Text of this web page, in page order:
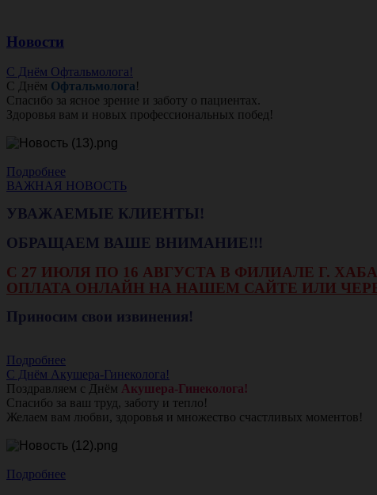
Новости
С Днём Офтальмолога!
С Днём Офтальмолога!
Спасибо за ясное зрение и заботу о пациентах.
Здоровья вам и новых профессиональных побед!
Подробнее
ВАЖНАЯ НОВОСТЬ
УВАЖАЕМЫЕ КЛИЕНТЫ!
ОБРАЩАЕМ ВАШЕ ВНИМАНИЕ!!!
С 27 ИЮЛЯ ПО 16 АВГУСТА В ФИЛИАЛЕ Г.
ОПЛАТА ОНЛАЙН НА НАШЕМ САЙТЕ ИЛИ
Приносим свои извинения!
Подробнее
С Днём Акушера-Гинеколога!
Поздравляем с Днём Акушера-Гинеколога!
Спасибо за ваш труд, заботу и тепло!
Желаем вам любви, здоровья и множество счастливых моментов!
Подробнее